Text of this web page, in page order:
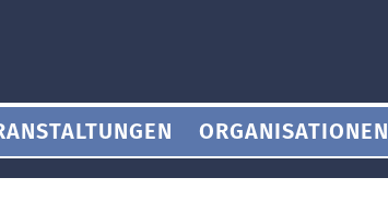
ORGANISATIONEN